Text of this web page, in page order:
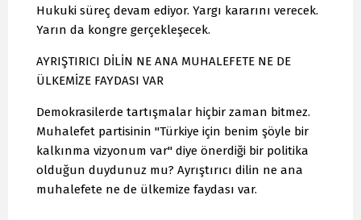
Hukuki süreç devam ediyor. Yargı kararını verecek.
Yarın da kongre gerçekleşecek.
AYRIŞTIRICI DİLİN NE ANA MUHALEFETE NE DE
ÜLKEMİZE FAYDASI VAR
Demokrasilerde tartışmalar hiçbir zaman bitmez.
Muhalefet partisinin "Türkiye için benim şöyle bir
kalkınma vizyonum var" diye önerdiği bir politika
olduğun duydunuz mu? Ayrıştırıcı dilin ne ana
muhalefete ne de ülkemize faydası var.